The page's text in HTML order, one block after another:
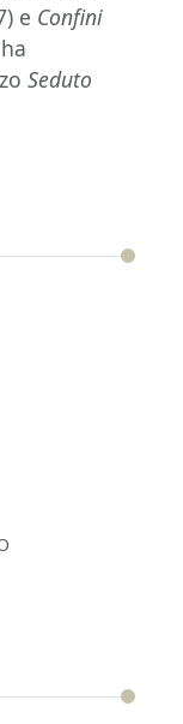
e Confini
Seduto